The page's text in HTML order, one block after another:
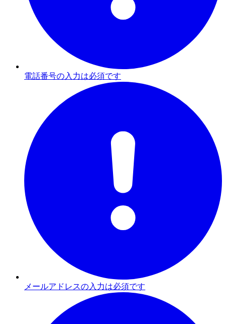
電話番号の入力は必須です
メールアドレスの入力は必須です